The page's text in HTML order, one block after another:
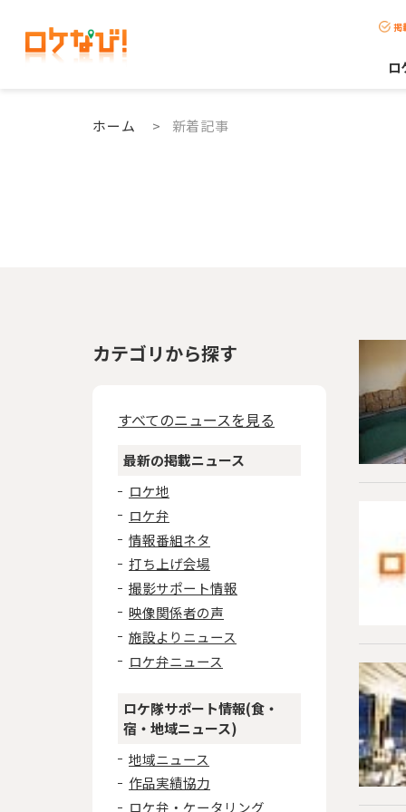
掲
ロ
ホーム > 新着記事
カテゴリから探す
すべてのニュースを見る
最新の掲載ニュース
ロケ地
ロケ弁
情報番組ネタ
打ち上げ会場
撮影サポート情報
映像関係者の声
施設よりニュース
ロケ弁ニュース
ロケ隊サポート情報(食・
宿・地域ニュース)
地域ニュース
作品実績協力
ロケ弁・ケータリング